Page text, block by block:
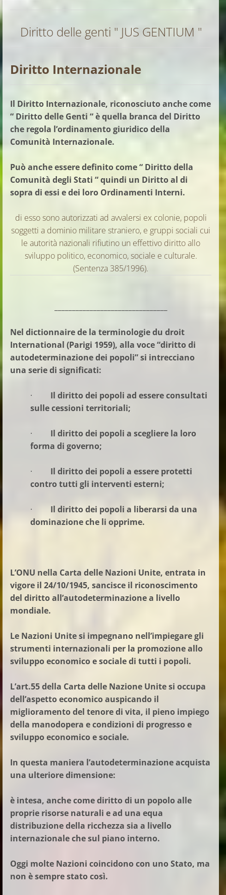
Diritto delle genti " JUS GENTIUM "
Diritto Internazionale
Il Diritto Internazionale, riconosciuto anche come
“ Diritto delle Genti “ è quella branca del Diritto
che regola l’ordinamento giuridico della
Comunità Internazionale.
Può anche essere definito come “ Diritto della
Comunità degli Stati “ quindi un Diritto al di
sopra di essi e dei loro Ordinamenti Interni.
di esso sono autorizzati ad avvalersi ex colonie, popoli
soggetti a dominio militare straniero, e gruppi sociali cui
le autorità nazionali rifiutino un effettivo diritto allo
sviluppo politico, economico, sociale e culturale.
(Sentenza 385/1996).
Nel dictionnaire de la terminologie du droit
International (Parigi 1959), alla voce “diritto di
autodeterminazione dei popoli” si intrecciano
una serie di significati:
· Il diritto dei popoli ad essere consultati
sulle cessioni territoriali;
· Il diritto dei popoli a scegliere la loro
forma di governo;
· Il diritto dei popoli a essere protetti
contro tutti gli interventi esterni;
· Il diritto dei popoli a liberarsi da una
dominazione che li opprime.
L’ONU nella Carta delle Nazioni Unite, entrata in
vigore il 24/10/1945, sancisce il riconoscimento
del diritto all’autodeterminazione a livello
mondiale.
Le Nazioni Unite si impegnano nell’impiegare gli
strumenti internazionali per la promozione allo
sviluppo economico e sociale di tutti i popoli.
L’art.55 della Carta delle Nazione Unite si occupa
dell’aspetto economico auspicando il
miglioramento del tenore di vita, il pieno impiego
della manodopera e condizioni di progresso e
sviluppo economico e sociale.
In questa maniera l’autodeterminazione acquista
una ulteriore dimensione:
è intesa, anche come diritto di un popolo alle
proprie risorse naturali e ad una equa
distribuzione della ricchezza sia a livello
internazionale che sul piano interno.
Oggi molte Nazioni coincidono con uno Stato, ma
non è sempre stato così.